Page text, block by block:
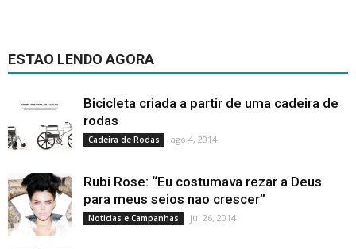
ESTAO LENDO AGORA
Bicicleta criada a partir de uma cadeira de
rodas
Cadeira de Rodas ago 4, 2014
Rubi Rose: “Eu costumava rezar a Deus
para meus seios nao crescer”
Noticias e Campanhas jul 26, 2014